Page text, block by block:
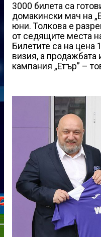
3000 билета са
домакински мач на
юни. Толкова е
от седящите места
Билетите са на цена
визия, а продажбата
кампания „Етър” –